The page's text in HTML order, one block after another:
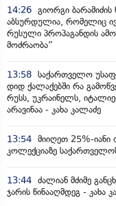
14:26 გიორგი
აბსურდულია, რომელიც
რუსული პროპაგანდის
მოძრაობა”
13:58 საქართველო
დიდ ქალაქებში რა
რუსს, უკრაინელს,
არავინაა - კახა კალაძე
13:54 მიიღეთ 25%-
კოლექციაზე
13:44 ძალიან მძიმე
ჯარის წინააღმდეგ - კახა